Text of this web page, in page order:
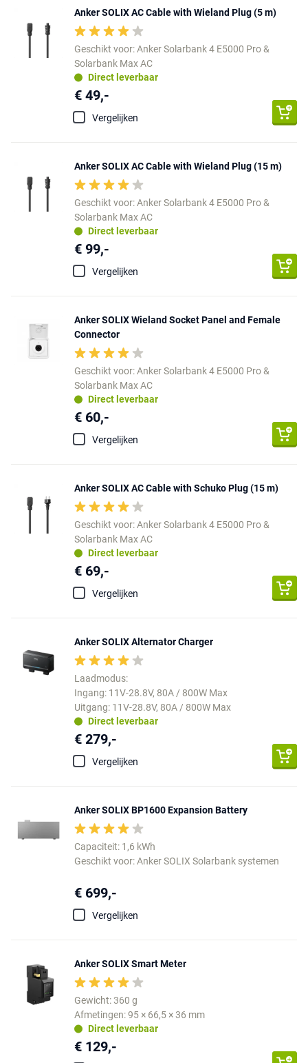
Anker SOLIX AC Cable with Wieland Plug (5 m)
Geschikt voor: Anker Solarbank 4 E5000 Pro &
Solarbank Max AC
Direct leverbaar
€ 49,-
Vergelijken
Anker SOLIX AC Cable with Wieland Plug (15 m)
Geschikt voor: Anker Solarbank 4 E5000 Pro &
Solarbank Max AC
Direct leverbaar
€ 99,-
Vergelijken
Anker SOLIX Wieland Socket Panel and Female
Connector
Geschikt voor: Anker Solarbank 4 E5000 Pro &
Solarbank Max AC
Direct leverbaar
€ 60,-
Vergelijken
Anker SOLIX AC Cable with Schuko Plug (15 m)
Geschikt voor: Anker Solarbank 4 E5000 Pro &
Solarbank Max AC
Direct leverbaar
€ 69,-
Vergelijken
Anker SOLIX Alternator Charger
Laadmodus:
Ingang: 11V-28.8V, 80A / 800W Max
Uitgang: 11V-28.8V, 80A / 800W Max
Direct leverbaar
€ 279,-
Vergelijken
Anker SOLIX BP1600 Expansion Battery
Capaciteit: 1,6 kWh
Geschikt voor: Anker SOLIX Solarbank systemen
€ 699,-
Vergelijken
Anker SOLIX Smart Meter
Gewicht: 360 g
Afmetingen: 95 × 66,5 × 36 mm
Direct leverbaar
€ 129,-